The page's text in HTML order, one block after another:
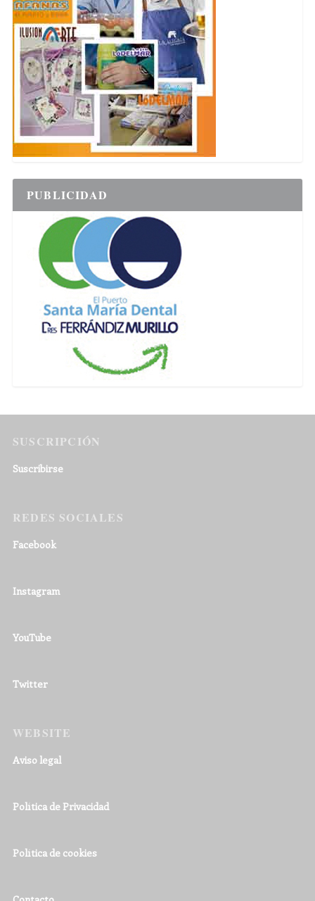
PUBLICIDAD
SUSCRIPCIÓN
Suscribirse
REDES SOCIALES
Facebook
Instagram
YouTube
Twitter
WEBSITE
Aviso legal
Política de Privacidad
Política de cookies